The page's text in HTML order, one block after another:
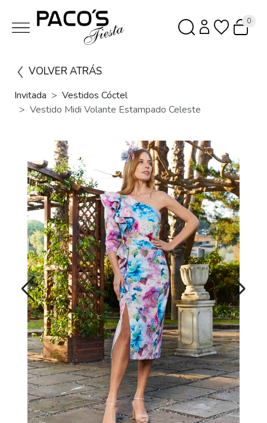
0
VOLVER ATRÁS
Invitada
Vestidos Cóctel
Vestido Midi Volante Estampado Celeste